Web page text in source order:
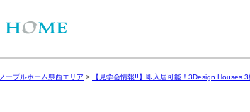
ノーブルホーム県西エリア > 【見学会情報!!】即入居可能！3Design Houses